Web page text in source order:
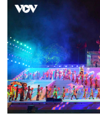
Văn hóa
Sân khấu - Điện ảnh
Văn học
Âm nhạc
Di sản